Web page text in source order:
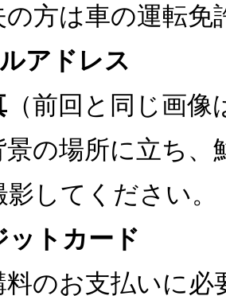
方は車の運転免
アドレス
（前回と同じ画像
の場所に立ち、
してください。
ットカード
のお支払いに必